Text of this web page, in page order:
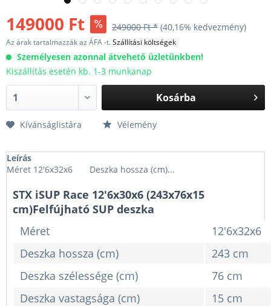
149000 Ft 249000 Ft * (40,16% kedvezmény)
Az árak tartalmazzák az ÁFA -t.Szállítási költségek
Személyesen azonnal átvehető üzletünkben!
Kiszállítás esetén kb. 1-3 munkanap
Kosárba
Kívánságlistára Vélemény
Leírás
Méret 12'6x32x6 Deszka hossza (cm)...
STX iSUP Race 12'6x30x6 (243x76x15
cm)Felfújható SUP deszka
Méret
12'6x32x6
Deszka hossza (cm)
243 cm
Deszka szélessége (cm)
76 cm
Deszka vastagsága (cm)
15 cm